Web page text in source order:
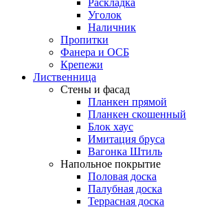
Раскладка
Уголок
Наличник
Пропитки
Фанера и ОСБ
Крепежи
Лиственница
Стены и фасад
Планкен прямой
Планкен скошенный
Блок хаус
Имитация бруса
Вагонка Штиль
Напольное покрытие
Половая доска
Палубная доска
Террасная доска